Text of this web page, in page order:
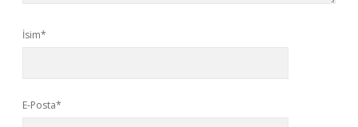
İsim*
E-Posta*